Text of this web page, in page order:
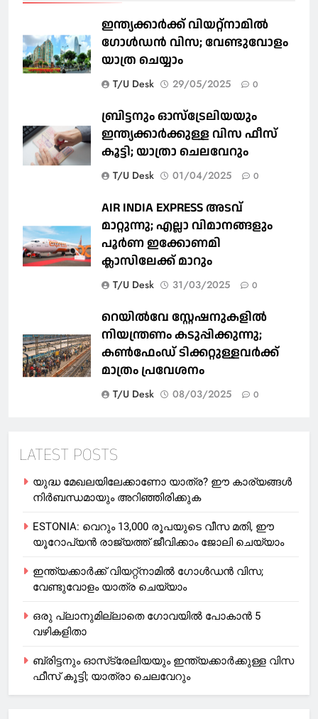
ഇന്ത്യക്കാർക്ക് വിയറ്റ്‌നാമില്‍
ഗോള്‍ഡന്‍ വിസ; വേണ്ടുവോളം
യാത്ര ചെയ്യാം
T/U Desk 29/05/2025 0
ബ്രിട്ടനും ഓസ്‌ട്രേലിയയും
ഇന്ത്യക്കാര്‍ക്കുള്ള വിസ ഫീസ്
കൂട്ടി; യാത്രാ ചെലവേറും
T/U Desk 01/04/2025 0
AIR INDIA EXPRESS അടവ്
മാറ്റുന്നു; എല്ലാ വിമാനങ്ങളും
പൂര്‍ണ ഇക്കോണമി
ക്ലാസിലേക്ക് മാറും
T/U Desk 31/03/2025 0
റെയില്‍വേ സ്റ്റേഷനുകളിൽ
നിയന്ത്രണം കടുപ്പിക്കുന്നു;
കണ്‍ഫേംഡ് ടിക്കറ്റുള്ളവര്‍ക്ക്
മാത്രം പ്രവേശനം
T/U Desk 08/03/2025 0
LATEST POSTS
യുദ്ധ മേഖലയിലേക്കാണോ യാത്ര? ഈ കാര്യങ്ങള്‍
നിര്‍ബന്ധമായും അറിഞ്ഞിരിക്കുക
ESTONIA: വെറും 13,000 രൂപയുടെ വീസ മതി, ഈ
യൂറോപ്യന്‍ രാജ്യത്ത് ജീവിക്കാം ജോലി ചെയ്യാം
ഇന്ത്യക്കാർക്ക് വിയറ്റ്‌നാമില്‍ ഗോള്‍ഡന്‍ വിസ;
വേണ്ടുവോളം യാത്ര ചെയ്യാം
ഒരു പ്ലാനുമില്ലാതെ ഗോവയില്‍ പോകാൻ 5
വഴികളിതാ
ബ്രിട്ടനും ഓസ്‌ട്രേലിയയും ഇന്ത്യക്കാര്‍ക്കുള്ള വിസ
ഫീസ് കൂട്ടി; യാത്രാ ചെലവേറും